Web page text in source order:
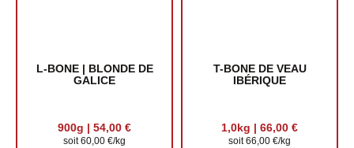
L-BONE | BLONDE DE
GALICE
900g | 54,00 €
soit 60,00 €/kg
T-BONE DE VEAU
IBÉRIQUE
1,0kg | 66,00 €
soit 66,00 €/kg